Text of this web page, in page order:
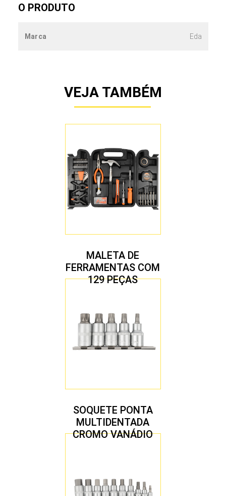
O PRODUTO
Marca Eda
VEJA TAMBÉM
MALETA DE
FERRAMENTAS COM
129 PEÇAS
SOQUETE PONTA
MULTIDENTADA
CROMO VANÁDIO